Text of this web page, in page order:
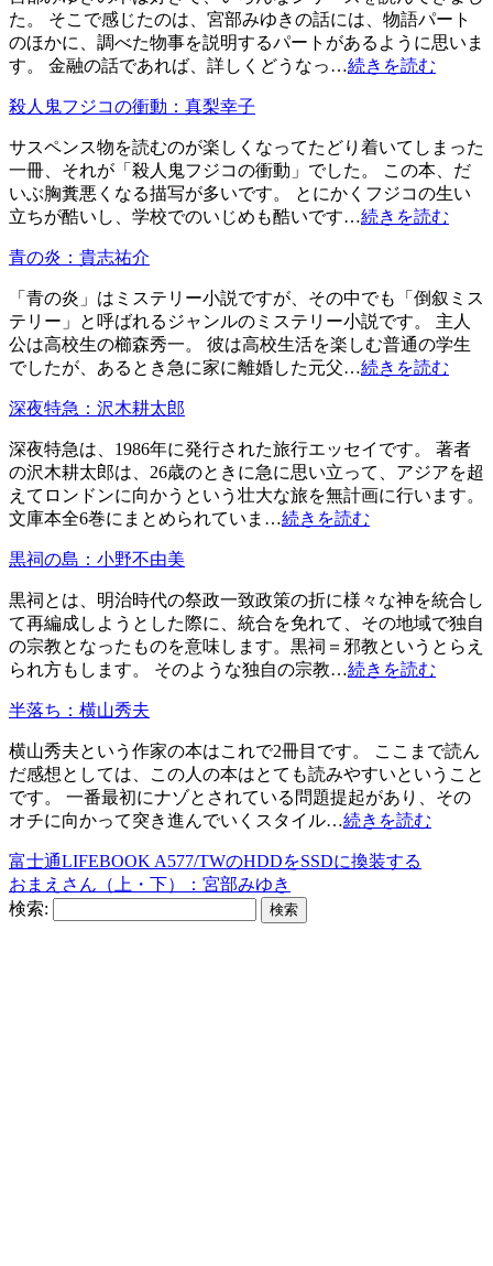
た。 そこで感じたのは、宮部みゆきの話には、物語パート
のほかに、調べた物事を説明するパートがあるように思いま
す。 金融の話であれば、詳しくどうなっ…続きを読む
殺人鬼フジコの衝動：真梨幸子
サスペンス物を読むのが楽しくなってたどり着いてしまった
一冊、それが「殺人鬼フジコの衝動」でした。 この本、だ
いぶ胸糞悪くなる描写が多いです。 とにかくフジコの生い
立ちが酷いし、学校でのいじめも酷いです…続きを読む
青の炎：貴志祐介
「青の炎」はミステリー小説ですが、その中でも「倒叙ミス
テリー」と呼ばれるジャンルのミステリー小説です。 主人
公は高校生の櫛森秀一。 彼は高校生活を楽しむ普通の学生
でしたが、あるとき急に家に離婚した元父…続きを読む
深夜特急：沢木耕太郎
深夜特急は、1986年に発行された旅行エッセイです。 著者
の沢木耕太郎は、26歳のときに急に思い立って、アジアを超
えてロンドンに向かうという壮大な旅を無計画に行います。
文庫本全6巻にまとめられていま…続きを読む
黒祠の島：小野不由美
黒祠とは、明治時代の祭政一致政策の折に様々な神を統合し
て再編成しようとした際に、統合を免れて、その地域で独自
の宗教となったものを意味します。黒祠＝邪教というとらえ
られ方もします。 そのような独自の宗教…続きを読む
半落ち：横山秀夫
横山秀夫という作家の本はこれで2冊目です。 ここまで読ん
だ感想としては、この人の本はとても読みやすいということ
です。 一番最初にナゾとされている問題提起があり、その
オチに向かって突き進んでいくスタイル…続きを読む
富士通LIFEBOOK A577/TWのHDDをSSDに換装する
おまえさん（上・下）：宮部みゆき
検索: